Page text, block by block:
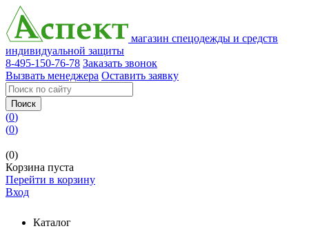
магазин спецодежды и средств
индивидуальной защиты
8-495-150-76-78 Заказать звонок
Вызвать менеджера Оставить заявку
Поиск
(0)
(0)
(0)
Корзина пуста
Перейти в корзину
Вход
Каталог